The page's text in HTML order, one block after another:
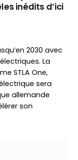
inédits d’ici
2030 avec
La
STLA One,
sera
allemande
son